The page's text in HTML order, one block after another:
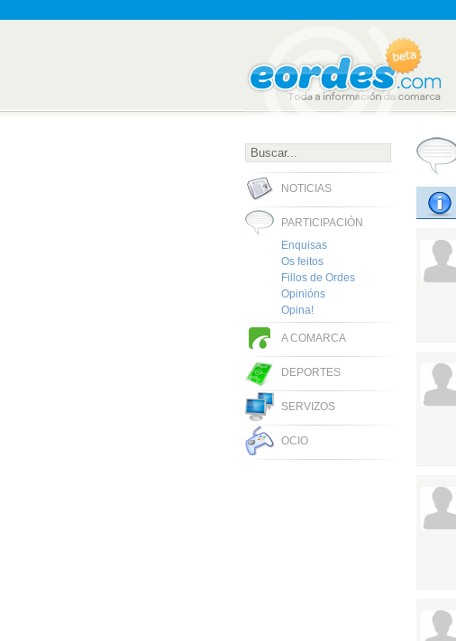
NOTICIAS
PARTICIPACIÓN
Enquisas
Os feitos
Fillos de Ordes
Opinións
Opina!
A COMARCA
DEPORTES
SERVIZOS
OCIO